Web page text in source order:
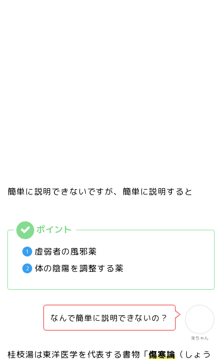
簡単に説明できないですが、簡単に説明すると
虚弱者の風邪薬
体の陰陽を調整する薬
朱ちゃん
なんで簡単に説明できないの？
桂枝湯は東洋医学を代表する書物「傷寒論（しょう